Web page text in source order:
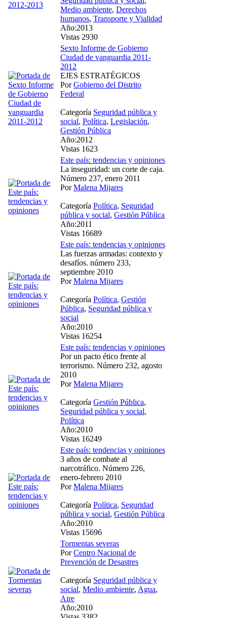
Medio ambiente, Derechos
humanos, Transporte y Vialidad
Año:2013
Vistas 2930
Sexto Informe de Gobierno
Ciudad de vanguardia 2011-
2012
EJES ESTRATÉGICOS
PorGobierno del Distrito
Federal
Categoría Seguridad pública y
social, Política, Legislación,
Gestión Pública
Año:2012
Vistas 1623
Este país: tendencias y opiniones
La inseguridad: un corte de caja.
Número 237, enero 2011
PorMalena Mijares
Categoría Política, Seguridad
pública y social, Gestión Pública
Año:2011
Vistas 16689
Este país: tendencias y opiniones
Las fuerzas armadas: contexto y
desafíos. número 233,
septiembre 2010
PorMalena Mijares
Categoría Política, Gestión
Pública, Seguridad pública y
social
Año:2010
Vistas 16254
Este país: tendencias y opiniones
Por un pacto ético frente al
terrorismo. Número 232, agosto
2010
PorMalena Mijares
Categoría Gestión Pública,
Seguridad pública y social,
Política
Año:2010
Vistas 16249
Este país: tendencias y opiniones
3 años de combate al
narcotráfico. Número 226,
enero-febrero 2010
PorMalena Mijares
Categoría Política, Seguridad
pública y social, Gestión Pública
Año:2010
Vistas 15696
Tormentas severas
PorCentro Nacional de
Prevención de Desastres
Categoría Seguridad pública y
social, Medio ambiente, Agua,
Aire
Año:2010